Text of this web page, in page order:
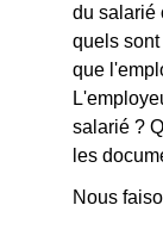
du salarié
quels
que
salarié ?
les
Nous